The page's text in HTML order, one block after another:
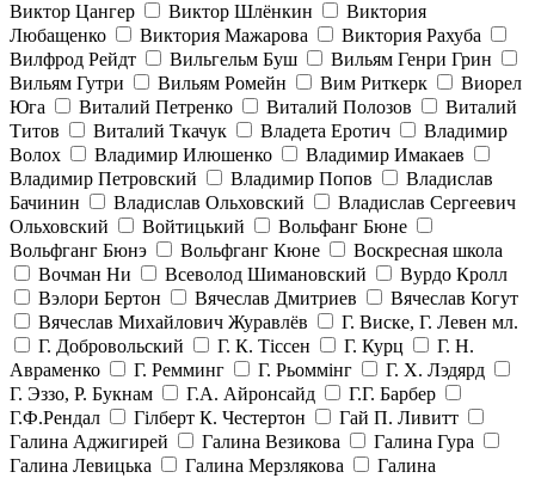
Виктор Цангер
Виктор Шлёнкин
Виктория
Любащенко
Виктория Мажарова
Виктория Рахуба
Вилфрод Рейдт
Вильгельм Буш
Вильям Генри Грин
Вильям Гутри
Вильям Ромейн Вим Риткерк
Виорел
Юга
Виталий Петренко Виталий Полозов
Виталий
Титов
Виталий Ткачук Владета Еротич
Владимир
Волох
Владимир Илюшенко
Владимир Имакаев
Владимир Петровский
Владимир Попов
Владислав
Бачинин
Владислав Ольховский
Владислав Сергеевич
Ольховский
Войтицький
Вольфанг Бюне
Вольфганг Бюнэ
Вольфганг Кюне
Воскресная школа
Вочман Ни
Всеволод Шимановский
Вурдо Кролл
Вэлори Бертон
Вячеслав Дмитриев
Вячеслав Когут
Вячеслав Михайлович Журавлёв
Г. Виске, Г. Левен мл.
Г. Добровольский
Г. К. Тiссен Г. Курц
Г. Н.
Авраменко
Г. Ремминг Г. Рьоммінг
Г. Х. Лэдярд
Г. Эззо, Р. Букнам
Г.А. Айронсайд
Г.Г. Барбер
Г.Ф.Рендал
Гілберт К. Честертон
Гай П. Ливитт
Галина Аджигирей
Галина Везикова
Галина Гура
Галина Левицька
Галина Мерзлякова
Галина